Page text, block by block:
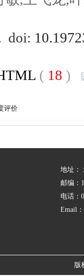
doi:
( 18 )
评价
地址：
邮编：
电话：
Email
版